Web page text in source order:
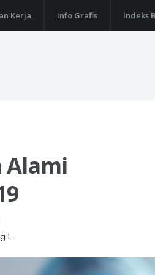
Kerja Info Grafis Indeks
Alami
1.